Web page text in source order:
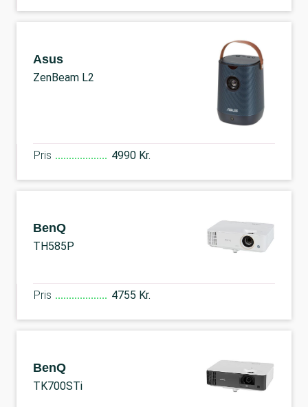
Asus
ZenBeam L2
Pris 4990 Kr.
BenQ
TH585P
Pris 4755 Kr.
BenQ
TK700STi